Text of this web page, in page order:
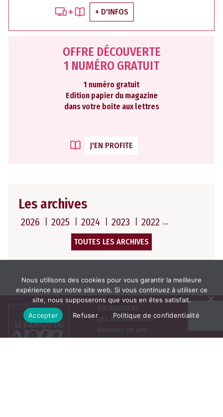
+ D'INFOS
OFFRE DÉCOUVERTE
1 NUMÉRO GRATUIT
1 numéro gratuit
Edition papier du magazine
dans votre boite aux lettres
J'EN PROFITE
Les archives
2026 2025 2024 2023 2022
TOUTES LES ARCHIVES
ABONNEMENT
Les abonnements
Abonner un ami
Se connecter
Nous utilisons des cookies pour vous garantir la meilleure
expérience sur notre site web. Si vous continuez à utiliser ce
site, nous supposerons que vous en êtes satisfait.
Accepter
Refuser Politique de confidentialité